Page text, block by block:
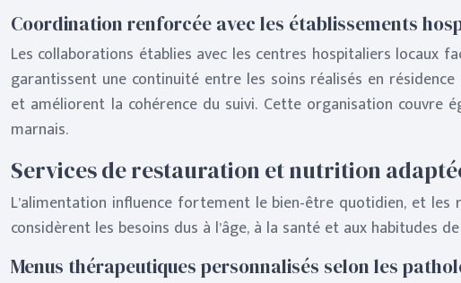
Coordination renforcée avec les établissements
Les collaborations établies avec les centres hospitaliers locaux
garantissent une continuité entre les soins réalisés en
et améliorent la cohérence du suivi. Cette organisation couvre
marnais.
Services de restauration et nutrition
L’alimentation influence fortement le bien-être quotidien, et les
considèrent les besoins dus à l’âge, à la santé et aux habitudes
Menus thérapeutiques personnalisés selon les